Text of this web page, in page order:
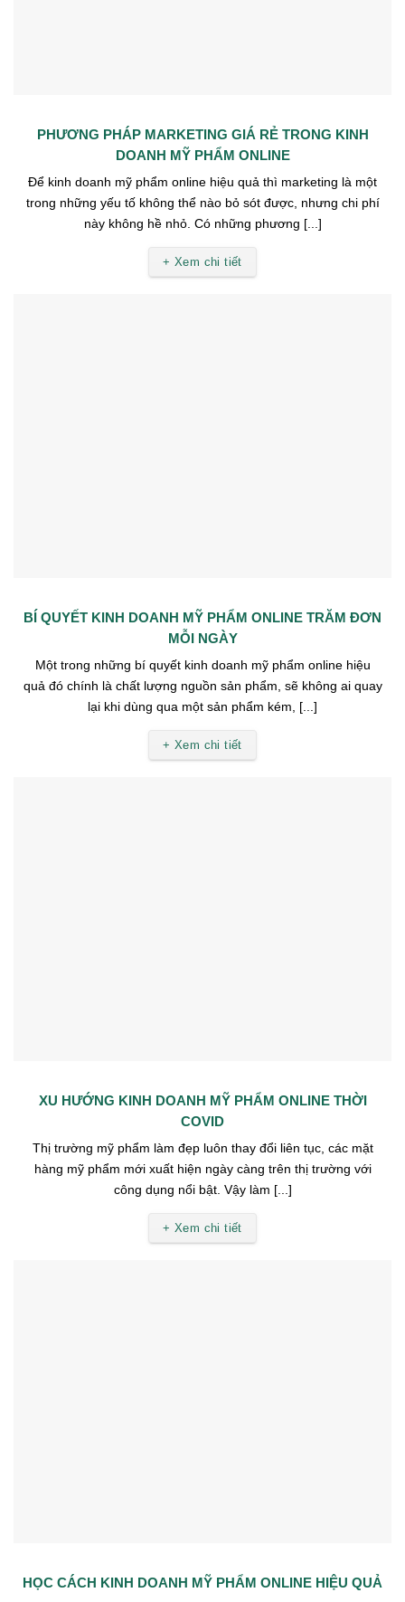
PHƯƠNG PHÁP MARKETING GIÁ RẺ TRONG KINH
DOANH MỸ PHẨM ONLINE
Để kinh doanh mỹ phẩm online hiệu quả thì marketing là một
trong những yếu tố không thể nào bỏ sót được, nhưng chi phí
này không hề nhỏ. Có những phương [...]
+ Xem chi tiết
BÍ QUYẾT KINH DOANH MỸ PHẨM ONLINE TRĂM ĐƠN
MỖI NGÀY
Một trong những bí quyết kinh doanh mỹ phẩm online hiệu
quả đó chính là chất lượng nguồn sản phẩm, sẽ không ai quay
lại khi dùng qua một sản phẩm kém, [...]
+ Xem chi tiết
XU HƯỚNG KINH DOANH MỸ PHẨM ONLINE THỜI
COVID
Thị trường mỹ phẩm làm đẹp luôn thay đổi liên tục, các mặt
hàng mỹ phẩm mới xuất hiện ngày càng trên thị trường với
công dụng nổi bật. Vậy làm [...]
+ Xem chi tiết
HỌC CÁCH KINH DOANH MỸ PHẨM ONLINE HIỆU QUẢ